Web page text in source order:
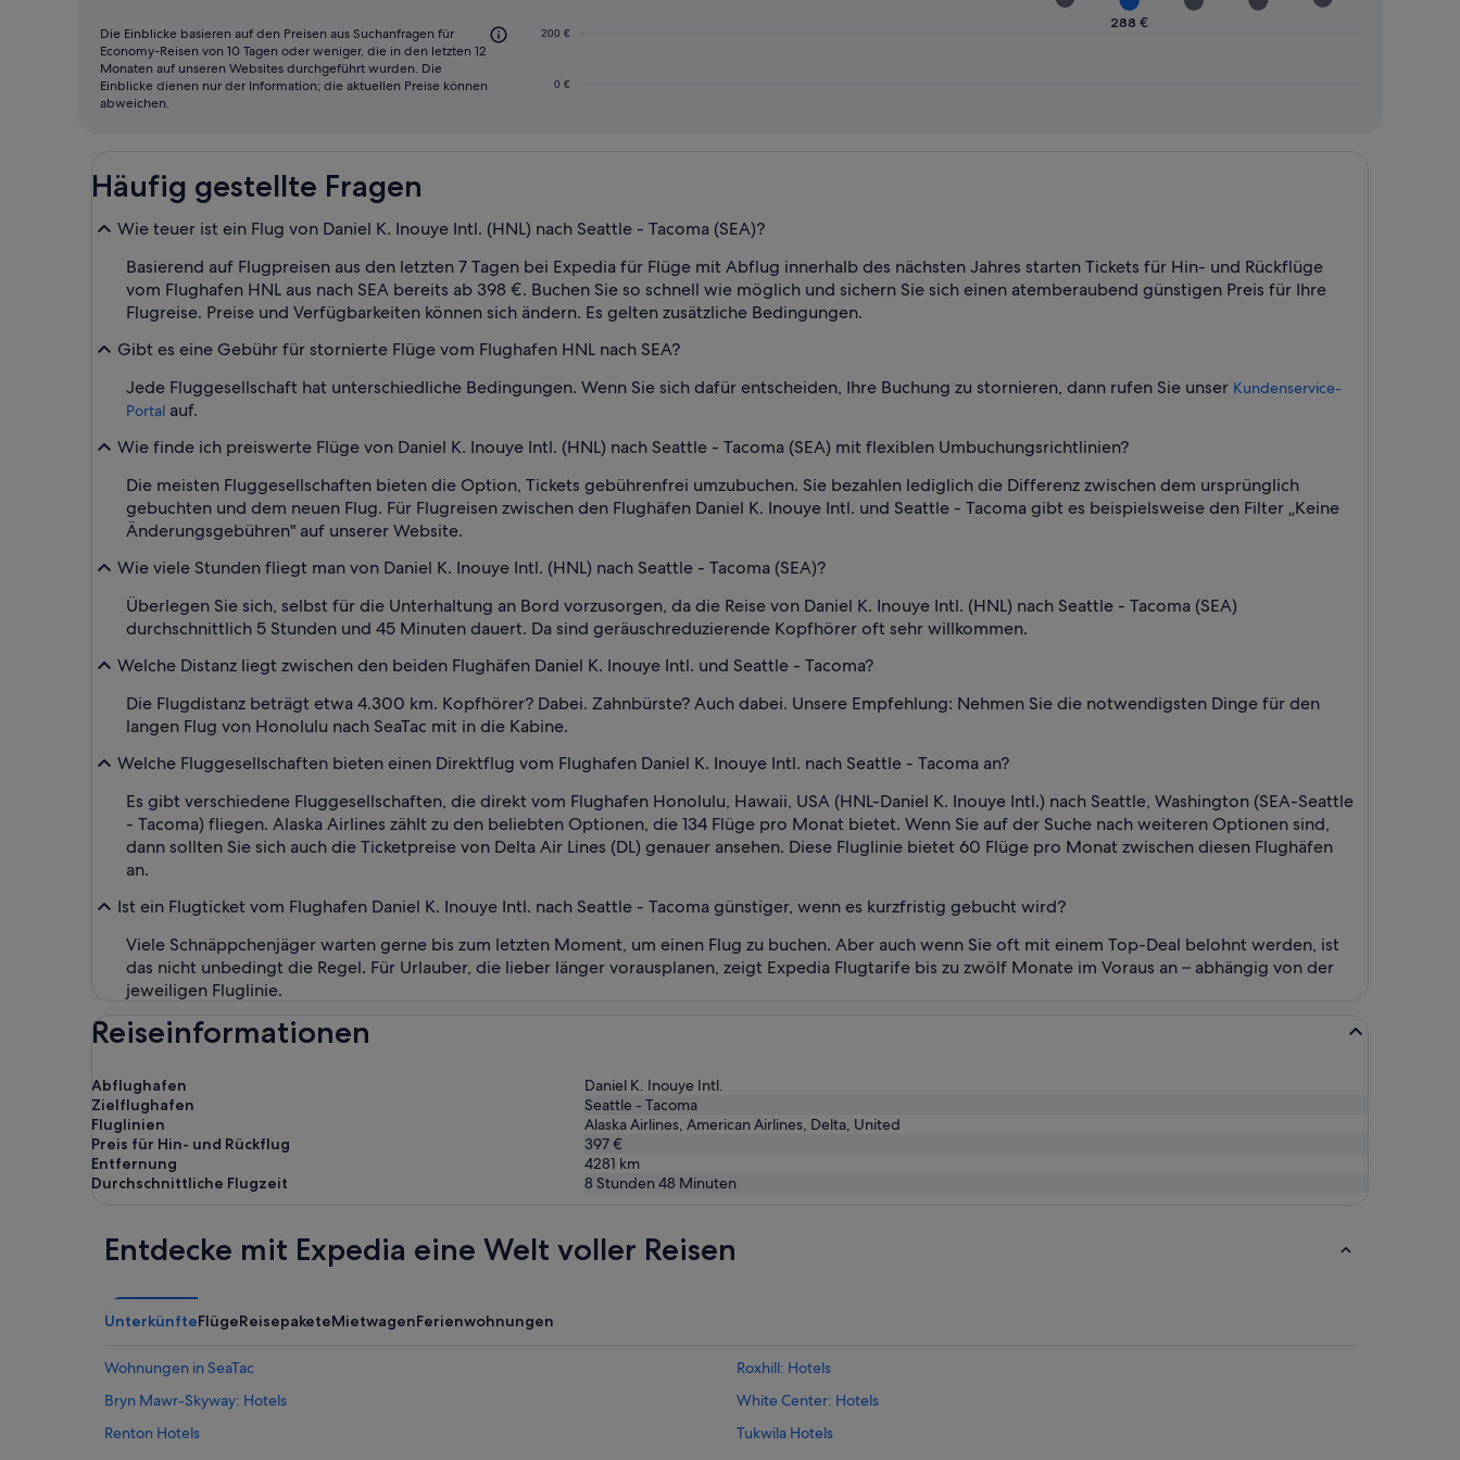
zum
Fliegen
0 €
200 €
288 €
Die Einblicke basieren auf den Preisen aus Suchanfragen für
Economy-Reisen von 10 Tagen oder weniger, die in den letzten 12
Monaten auf unseren Websites durchgeführt wurden. Die
Einblicke dienen nur der Information; die aktuellen Preise können
abweichen.
Häufig gestellte Fragen
Wie teuer ist ein Flug von Daniel K. Inouye Intl. (HNL) nach Seattle - Tacoma (SEA)?
Basierend auf Flugpreisen aus den letzten 7 Tagen bei Expedia für Flüge mit Abflug innerhalb des nächsten Jahres starten Tickets für Hin- und Rückflüge
vom Flughafen HNL aus nach SEA bereits ab 398 €. Buchen Sie so schnell wie möglich und sichern Sie sich einen atemberaubend günstigen Preis für Ihre
Flugreise. Preise und Verfügbarkeiten können sich ändern. Es gelten zusätzliche Bedingungen.
Gibt es eine Gebühr für stornierte Flüge vom Flughafen HNL nach SEA?
Jede Fluggesellschaft hat unterschiedliche Bedingungen. Wenn Sie sich dafür entscheiden, Ihre Buchung zu stornieren, dann rufen Sie unser Kundenservice-
Portal auf.
Wie finde ich preiswerte Flüge von Daniel K. Inouye Intl. (HNL) nach Seattle - Tacoma (SEA) mit flexiblen Umbuchungsrichtlinien?
Die meisten Fluggesellschaften bieten die Option, Tickets gebührenfrei umzubuchen. Sie bezahlen lediglich die Differenz zwischen dem ursprünglich
gebuchten und dem neuen Flug. Für Flugreisen zwischen den Flughäfen Daniel K. Inouye Intl. und Seattle - Tacoma gibt es beispielsweise den Filter „Keine
Änderungsgebühren" auf unserer Website.
Wie viele Stunden fliegt man von Daniel K. Inouye Intl. (HNL) nach Seattle - Tacoma (SEA)?
Überlegen Sie sich, selbst für die Unterhaltung an Bord vorzusorgen, da die Reise von Daniel K. Inouye Intl. (HNL) nach Seattle - Tacoma (SEA)
durchschnittlich 5 Stunden und 45 Minuten dauert. Da sind geräuschreduzierende Kopfhörer oft sehr willkommen.
Welche Distanz liegt zwischen den beiden Flughäfen Daniel K. Inouye Intl. und Seattle - Tacoma?
Die Flugdistanz beträgt etwa 4.300 km. Kopfhörer? Dabei. Zahnbürste? Auch dabei. Unsere Empfehlung: Nehmen Sie die notwendigsten Dinge für den
langen Flug von Honolulu nach SeaTac mit in die Kabine.
Welche Fluggesellschaften bieten einen Direktflug vom Flughafen Daniel K. Inouye Intl. nach Seattle - Tacoma an?
Es gibt verschiedene Fluggesellschaften, die direkt vom Flughafen Honolulu, Hawaii, USA (HNL-Daniel K. Inouye Intl.) nach Seattle, Washington (SEA-Seattle
- Tacoma) fliegen. Alaska Airlines zählt zu den beliebten Optionen, die 134 Flüge pro Monat bietet. Wenn Sie auf der Suche nach weiteren Optionen sind,
dann sollten Sie sich auch die Ticketpreise von Delta Air Lines (DL) genauer ansehen. Diese Fluglinie bietet 60 Flüge pro Monat zwischen diesen Flughäfen
an.
Ist ein Flugticket vom Flughafen Daniel K. Inouye Intl. nach Seattle - Tacoma günstiger, wenn es kurzfristig gebucht wird?
Viele Schnäppchenjäger warten gerne bis zum letzten Moment, um einen Flug zu buchen. Aber auch wenn Sie oft mit einem Top-Deal belohnt werden, ist
das nicht unbedingt die Regel. Für Urlauber, die lieber länger vorausplanen, zeigt Expedia Flugtarife bis zu zwölf Monate im Voraus an – abhängig von der
jeweiligen Fluglinie.
Reiseinformationen
Abflughafen
Daniel K. Inouye Intl.
Zielflughafen
Seattle - Tacoma
Fluglinien
Alaska Airlines, American Airlines, Delta, United
Preis für Hin- und Rückflug
397 €
Entfernung
4281 km
Durchschnittliche Flugzeit
8 Stunden 48 Minuten
Entdecke mit Expedia eine Welt voller Reisen
UnterkünfteFlügeReisepaketeMietwagenFerienwohnungen
Wohnungen in SeaTac
Roxhill: Hotels
Bryn Mawr-Skyway: Hotels
White Center: Hotels
Renton Hotels
Tukwila Hotels